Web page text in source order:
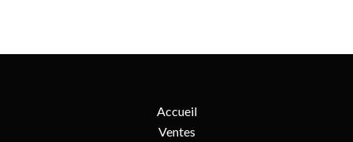
Accueil
Ventes